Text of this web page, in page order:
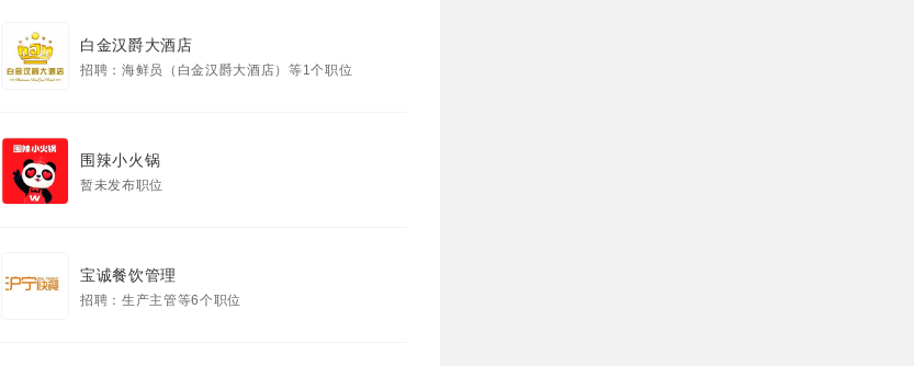
白金汉爵大酒店
招聘：海鲜员（白金汉爵大酒店）等1个职位
围辣小火锅
暂未发布职位
宝诚餐饮管理
招聘：生产主管等6个职位